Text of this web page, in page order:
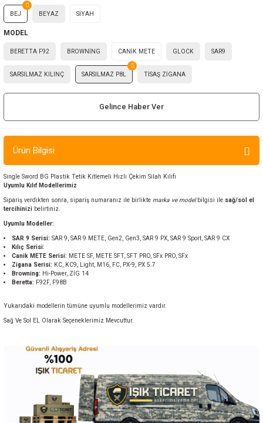
ve Çorap
BEJ BEYAZ SİYAH
MODEL
BERETTA F92 BROWNİNG CANİK METE GLOCK SAR9
SARSILMAZ KILINÇ SARSILMAZ P8L TİSAŞ ZİGANA
Gelince Haber Ver
Ürün Bilgisi
Single Sword BG Plastik Tetik Kitlemeli Hızlı Çekim Silah Kılıfı
Uyumlu Kılıf Modellerimiz
Sipariş verdikten sonra, sipariş numaranız ile birlikte marka ve modelbilgisi ile sağ/sol el
tercihinizi belirtiniz.
Uyumlu Modeller:
SAR 9 Serisi: SAR 9, SAR 9 METE, Gen2, Gen3, SAR 9 PX, SAR 9 Sport, SAR 9 CX
Kılıç Serisi:
Canik METE Serisi: METE SF, METE SFT, SFT PRO, SFx PRO, SFx
Zigana Serisi: KC, KC9, Light, M16, FC, PX-9, PX 5.7
Browning: Hi-Power, ZİG 14
Beretta: F92F, F98B
Yukarıdaki modellerin tümüne uyumlu modellerimiz vardır.
Sağ Ve Sol EL Olarak Seçeneklerimiz Mevcuttur.